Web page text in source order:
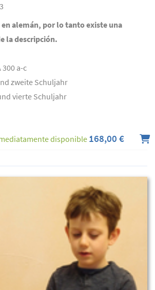
alemán, por lo tanto existe una
la descripción.
300 a-c
zweite Schuljahr
vierte Schuljahr
disponible 168,00 €